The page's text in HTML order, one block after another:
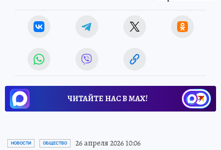
ЧИТАЙТЕ НАС В МАХ!
НОВОСТИ ОБЩЕСТВО 26 апреля 2026 10:06